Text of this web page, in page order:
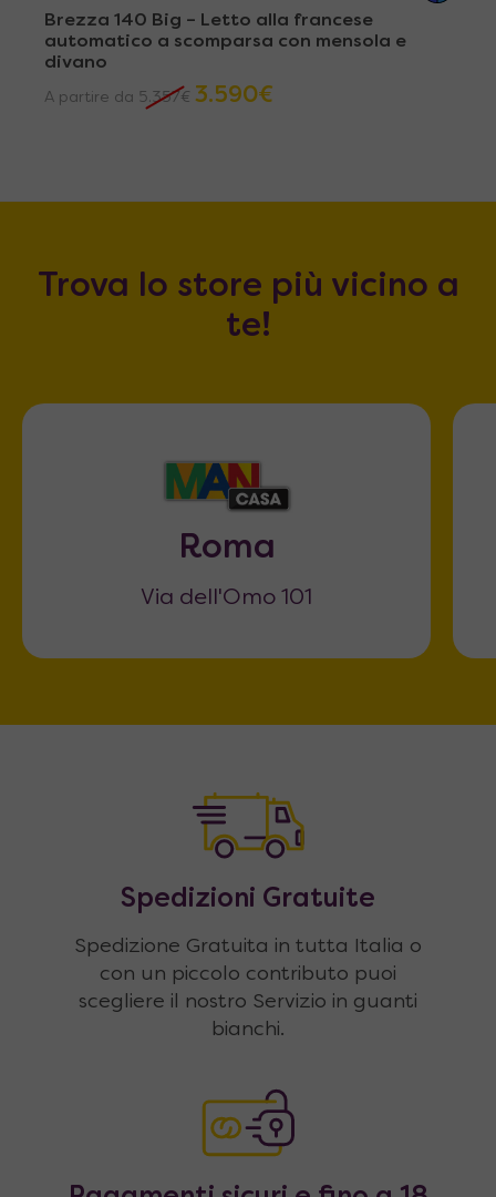
Brezza 140 Big – Letto alla francese
automatico a scomparsa con mensola e
divano
A partire da 5.357 € 3.590€
Trova lo store più vicino a
te!
Roma
Via dell'Omo 101
Spedizioni Gratuite
Spedizione Gratuita in tutta Italia o
con un piccolo contributo puoi
scegliere il nostro Servizio in guanti
bianchi.